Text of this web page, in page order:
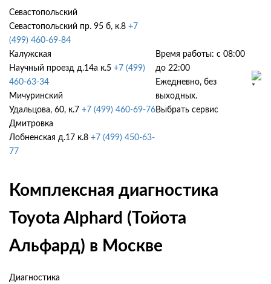
Севастопольский
Севастопольский пр. 95 б, к.8 +7
(499) 460-69-84
Калужская
Научный проезд д.14а к.5 +7 (499)
460-63-34
Мичуринский
Удальцова, 60, к.7 +7 (499) 460-69-76
Дмитровка
Лобненская д.17 к.8 +7 (499) 450-63-
77
Время работы: с 08:00
до 22:00
Ежедневно, без
выходных.
Выбрать сервис
Комплексная диагностика
Toyota Alphard (Тойота
Альфард) в Москве
Диагностика